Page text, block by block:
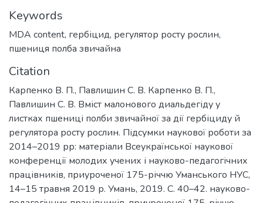
Keywords
MDA content, гербіцид, регулятор росту рослин,
пшениця полба звичайна
Citation
Карпенко В. П., Павлишин С. В. Карпенко В. П.,
Павлишин С. В. Вміст малонового диальдегіду у
листках пшениці полби звичайної за дії гербіциду й
регулятора росту рослин. Підсумки наукової роботи за
2014–2019 рр: матеріали Всеукраїнської наукової
конференції молодих учених і науково-педагогічних
працівників, приуроченої 175-річчю Уманського НУС,
14–15 травня 2019 р. Умань, 2019. С. 40–42. науково-